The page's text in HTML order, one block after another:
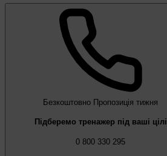
Безкоштовно Пропозиція тижня
Підберемо тренажер під ваші цілі
0 800 330 295